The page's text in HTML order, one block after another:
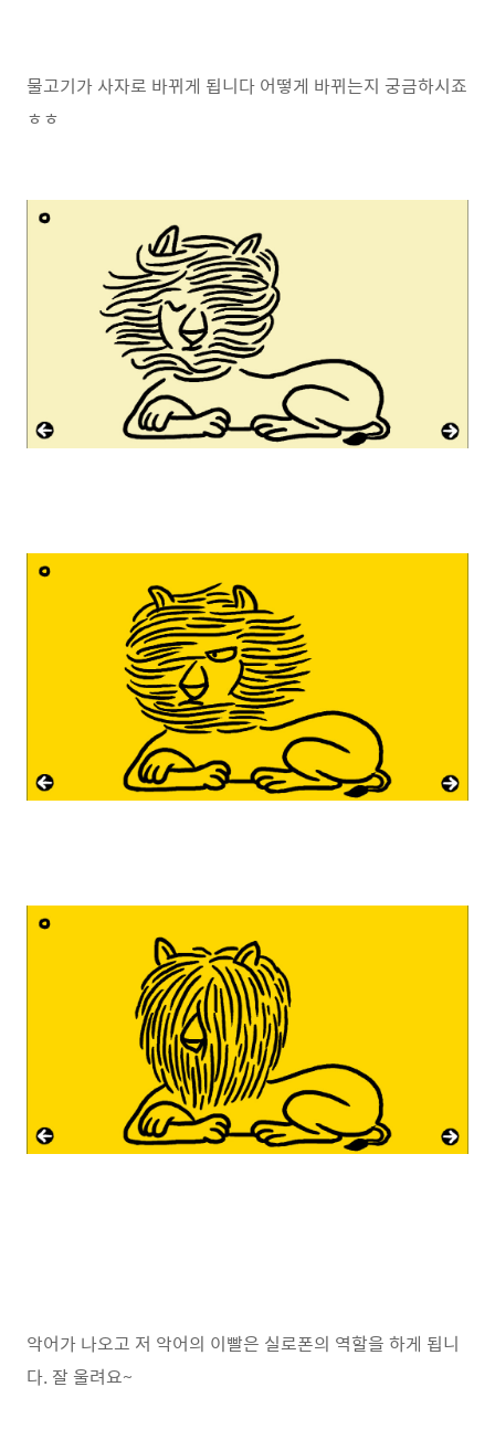
물고기가 사자로 바뀌게 됩니다 어떻게 바뀌는지 궁금하시죠
ㅎㅎ
악어가 나오고 저 악어의 이빨은 실로폰의 역할을 하게 됩니
다. 잘 울려요~